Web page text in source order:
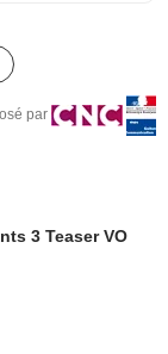
par
3 Teaser VO